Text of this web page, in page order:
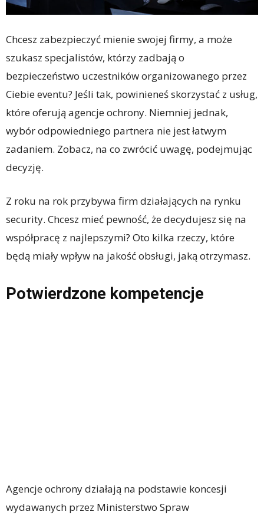
Chcesz zabezpieczyć mienie swojej firmy, a może
szukasz specjalistów, którzy zadbają o
bezpieczeństwo uczestników organizowanego przez
Ciebie eventu? Jeśli tak, powinieneś skorzystać z usług,
które oferują agencje ochrony. Niemniej jednak,
wybór odpowiedniego partnera nie jest łatwym
zadaniem. Zobacz, na co zwrócić uwagę, podejmując
decyzję.
Z roku na rok przybywa firm działających na rynku
security. Chcesz mieć pewność, że decydujesz się na
współpracę z najlepszymi? Oto kilka rzeczy, które
będą miały wpływ na jakość obsługi, jaką otrzymasz.
Potwierdzone kompetencje
Agencje ochrony działają na podstawie koncesji
wydawanych przez Ministerstwo Spraw